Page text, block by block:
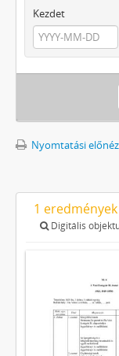
Kezdet
Nyomtatási
1
Digitális